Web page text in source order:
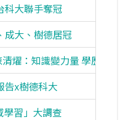
科大聯手奪冠
成大、樹德居冠
清燿：知識變力量 學歷變實
告x樹德科大
學習」大調查